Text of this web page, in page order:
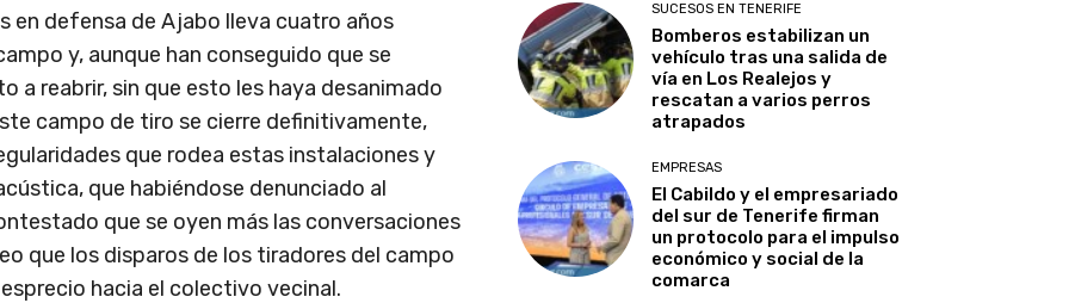
en defensa de Ajabo lleva cuatro años
y, aunque han conseguido que se
a reabrir, sin que esto les haya desanimado
campo de tiro se cierre definitivamente,
que rodea estas instalaciones y
que habiéndose denunciado al
que se oyen más las conversaciones
que los disparos de los tiradores del campo
hacia el colectivo vecinal.
SUCESOS EN TENERIFE
Bomberos estabilizan un
vehículo tras una salida de
vía en Los Realejos y
rescatan a varios perros
atrapados
EMPRESAS
El Cabildo y el empresariado
del sur de Tenerife firman
un protocolo para el impulso
económico y social de la
comarca